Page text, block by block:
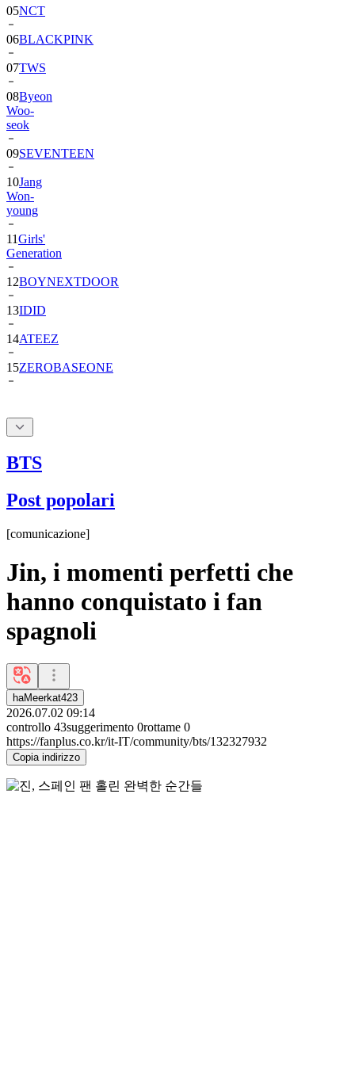
06BLACKPINK
07TWS
08Byeon
Woo-
seok
09SEVENTEEN
10Jang
Won-
young
11Girls'
Generation
12BOYNEXTDOOR
13IDID
14ATEEZ
15ZEROBASEONE
BTS
Post popolari
[comunicazione]
Jin, i momenti perfetti che
hanno conquistato i fan
spagnoli
haMeerkat423
2026.07.02 09:14
controllo 43suggerimento 0rottame 0
https://fanplus.co.kr/it-IT/community/bts/132327932
Copia indirizzo